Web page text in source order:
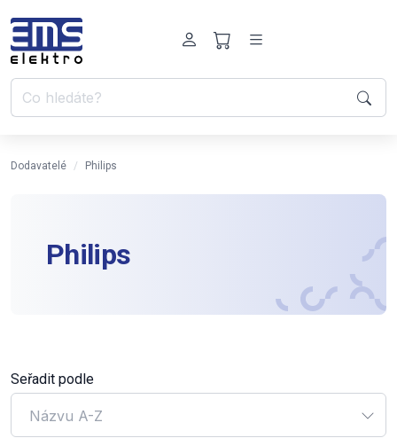
Dodavatelé Philips
Philips
Seřadit podle
Názvu A-Z